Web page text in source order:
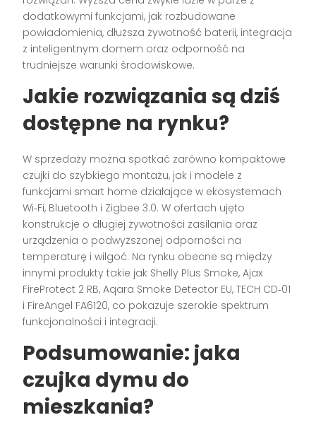
dodatkowymi funkcjami, jak rozbudowane
powiadomienia, dłuższa żywotność baterii, integracja
z inteligentnym domem oraz odporność na
trudniejsze warunki środowiskowe.
Jakie rozwiązania są dziś
dostępne na rynku?
W sprzedaży można spotkać zarówno kompaktowe
czujki do szybkiego montażu, jak i modele z
funkcjami smart home działające w ekosystemach
Wi‑Fi, Bluetooth i Zigbee 3.0. W ofertach ujęto
konstrukcje o długiej żywotności zasilania oraz
urządzenia o podwyższonej odporności na
temperaturę i wilgoć. Na rynku obecne są między
innymi produkty takie jak Shelly Plus Smoke, Ajax
FireProtect 2 RB, Aqara Smoke Detector EU, TECH CD‑01
i FireAngel FA6120, co pokazuje szerokie spektrum
funkcjonalności i integracji.
Podsumowanie: jaka
czujka dymu do
mieszkania?